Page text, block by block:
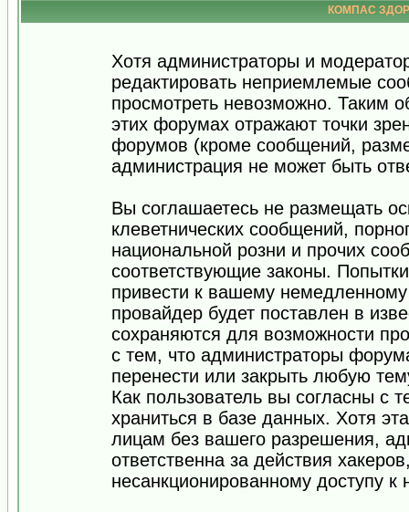
КОМПАС
Хотя администраторы и
редактировать неприемлемые
просмотреть невозможно. Таким
этих форумах отражают точки
форумов (кроме сообщений,
администрация не может быть
Вы соглашаетесь не размещать
клеветнических сообщений,
национальной розни и прочих
соответствующие законы.
привести к вашему
провайдер будет поставлен в
сохраняются для возможности
с тем, что администраторы
перенести или закрыть любую
Как пользователь вы согласны с
храниться в базе данных. Хотя
лицам без вашего разрешения,
ответственна за действия
несанкционированному доступу к